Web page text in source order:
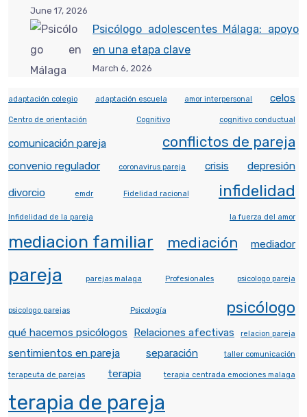
June 17, 2026
Psicólogo adolescentes Málaga: apoyo
en una etapa clave
March 6, 2026
adaptación colegio adaptación escuela amor interpersonal celos
Centro de orientación Cognitivo cognitivo conductual
comunicación pareja conflictos de pareja
convenio regulador coronavirus pareja crisis depresión
divorcio emdr Fidelidad racional infidelidad
Infidelidad de la pareja la fuerza del amor
mediacion familiar mediación mediador
pareja parejas malaga Profesionales psicologo pareja
psicologo parejas Psicología psicólogo
qué hacemos psicólogos Relaciones afectivas relacion pareja
sentimientos en pareja separación taller comunicación
terapeuta de parejas terapia terapia centrada emociones malaga
terapia de pareja